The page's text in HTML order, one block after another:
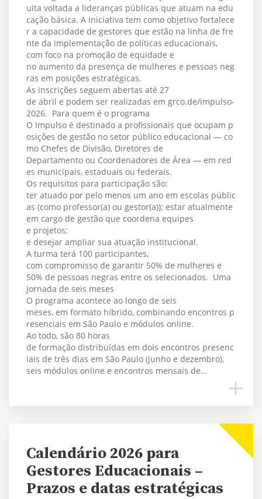
uita voltada a lideranças públicas que atuam na edu
cação básica. A iniciativa tem como objetivo fortalece
r a capacidade de gestores que estão na linha de fre
nte da implementação de políticas educacionais,
com foco na promoção de equidade e
no aumento da presença de mulheres e pessoas neg
ras em posições estratégicas.
As inscrições seguem abertas até 27
de abril e podem ser realizadas em grco.de/impulso-
2026. Para quem é o programa
O Impulso é destinado a profissionais que ocupam p
osições de gestão no setor público educacional — co
mo Chefes de Divisão, Diretores de
Departamento ou Coordenadores de Área — em red
es municipais, estaduais ou federais.
Os requisitos para participação são:
ter atuado por pelo menos um ano em escolas públic
as (como professor(a) ou gestor(a)); estar atualmente
em cargo de gestão que coordena equipes
e projetos;
e desejar ampliar sua atuação institucional.
A turma terá 100 participantes,
com compromisso de garantir 50% de mulheres e
50% de pessoas negras entre os selecionados. Uma
jornada de seis meses
O programa acontece ao longo de seis
meses, em formato híbrido, combinando encontros p
resenciais em São Paulo e módulos online.
Ao todo, são 80 horas
de formação distribuídas em dois encontros presenc
iais de três dias em São Paulo (junho e dezembro),
seis módulos online e encontros mensais de…
Calendário 2026 para
Gestores Educacionais –
Prazos e datas estratégicas